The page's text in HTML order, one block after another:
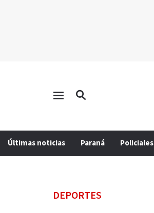
Últimas noticias Paraná Policiales
DEPORTES